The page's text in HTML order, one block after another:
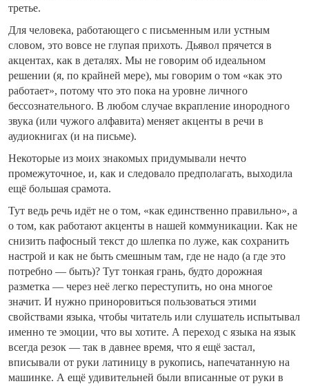
третье.
Для человека, работающего с письменным или устным
словом, это вовсе не глупая прихоть. Дьявол прячется в
акцентах, как в деталях. Мы не говорим об идеальном
решении (я, по крайней мере), мы говорим о том «как это
работает», потому что это пока на уровне личного
бессознательного. В любом случае вкрапление инородного
звука (или чужого алфавита) меняет акценты в речи в
аудиокнигах (и на письме).
Некоторые из моих знакомых придумывали нечто
промежуточное, и, как и следовало предполагать, выходила
ещё большая срамота.
Тут ведь речь идёт не о том, «как единственно правильно», а
о том, как работают акценты в нашей коммуникации. Как не
снизить пафосный текст до шлепка по луже, как сохранить
настрой и как не быть смешным там, где не надо (а где это
потребно — быть)? Тут тонкая грань, будто дорожная
разметка — через неё легко переступить, но она многое
значит. И нужно приноровиться пользоваться этими
свойствами языка, чтобы читатель или слушатель испытывал
именно те эмоции, что вы хотите. А переход с языка на язык
всегда резок — так в давнее время, что я ещё застал,
вписывали от руки латиницу в рукопись, напечатанную на
машинке. А ещё удивительней были вписанные от руки в